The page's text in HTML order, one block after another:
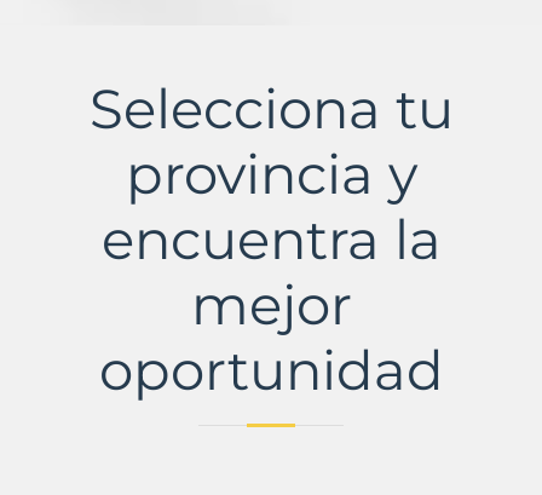
MurbalandsSelecciona tu
provincia y
encuentra la
mejor
oportunidad